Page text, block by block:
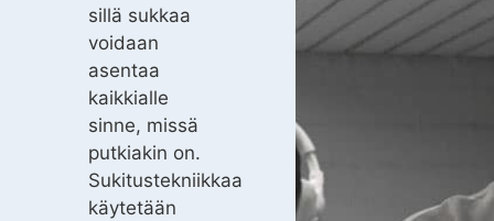
sillä sukkaa
voidaan
asentaa
kaikkialle
sinne, missä
putkiakin on.
Sukitustekniikkaa
käytetään